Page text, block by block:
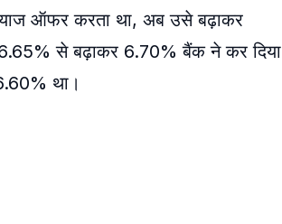
ऑफर करता था, अब उसे बढ़ाकर
से बढ़ाकर 6.70% बैंक ने कर दिया
था।